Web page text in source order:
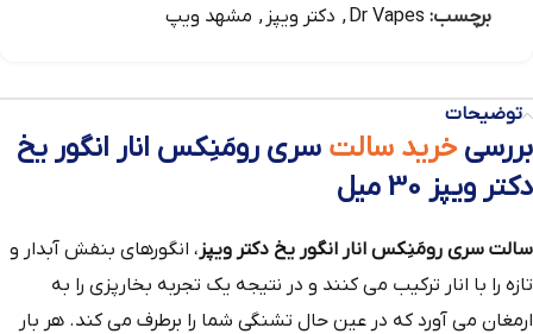
برچسب: Dr Vapes
, دکتر ویپز , مشهد ویپ
توضیحات
بررسی خرید سالت سری رومَنِکس انار انگور یخ
دکتر ویپز 30 میل
سالت سری رومَنِکس انار انگور یخ دکتر ویپز ، انگورهای بنفش آبدار و
تازه را با انار ترکیب می کنند و در نتیجه یک تجربه بخارپزی را به
ارمغان می آورد که در عین حال تشنگی شما را برطرف می کند. هر بار